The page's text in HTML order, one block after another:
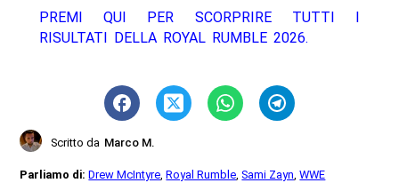
PREMI QUI PER SCORPRIRE TUTTI I
RISULTATI DELLA ROYAL RUMBLE 2026.
Scritto da Marco M.
Parliamo di:Drew McIntyre,Royal Rumble,Sami Zayn,WWE